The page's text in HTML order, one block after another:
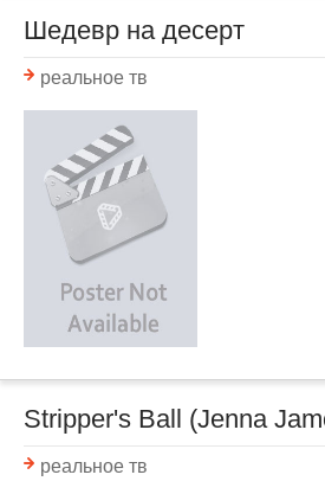
Шедевр на десерт
реальное тв
Stripper's Ball (Jenna
реальное тв